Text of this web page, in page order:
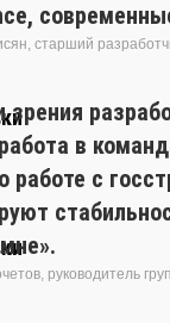
старший
зрения
в
работе с
руководитель